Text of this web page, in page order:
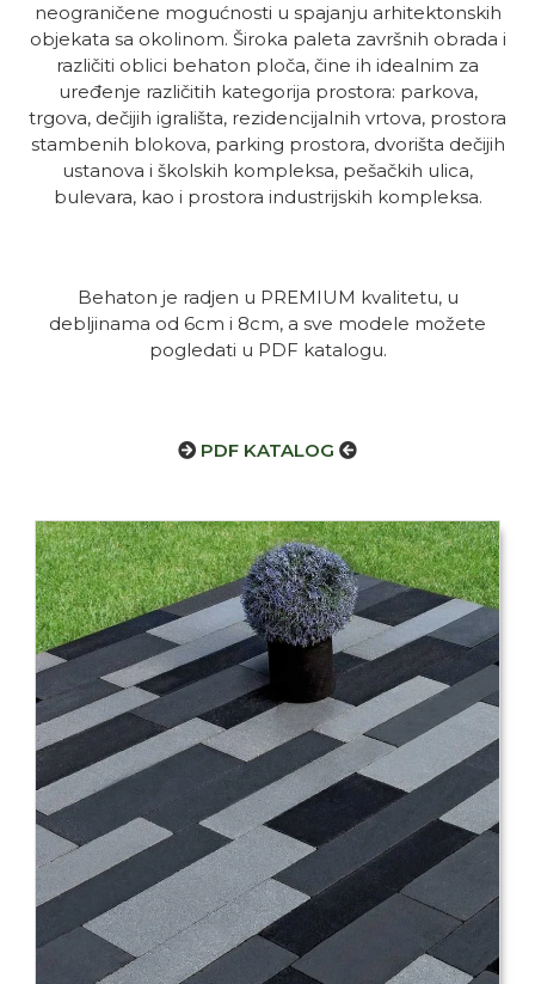
neograničene mogućnosti u spajanju arhitektonskih
objekata sa okolinom. Široka paleta završnih obrada i
različiti oblici behaton ploča, čine ih idealnim za
uređenje različitih kategorija prostora: parkova,
trgova, dečijih igrališta, rezidencijalnih vrtova, prostora
stambenih blokova, parking prostora, dvorišta dečijih
ustanova i školskih kompleksa, pešačkih ulica,
bulevara, kao i prostora industrijskih kompleksa.
Behaton je radjen u PREMIUM kvalitetu, u
debljinama od 6cm i 8cm, a sve modele možete
pogledati u PDF katalogu.
PDF KATALOG